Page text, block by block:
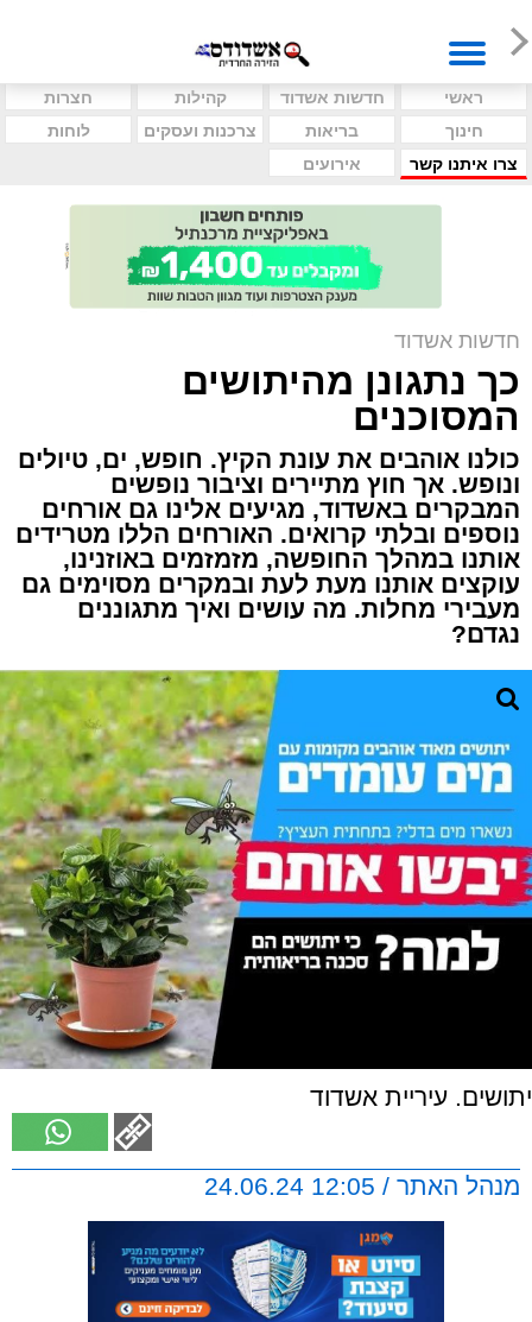
ראשי חדשות אשדוד קהילות
חצרות
חינוך
בריאות צרכנות ועסקים
לוחות
צרו איתנו קשר
אירועים
חדשות אשדוד
כך נתגונן מהיתושים
המסוכנים
כולנו אוהבים את עונת הקיץ. חופש, ים, טיולים
ונופש. אך חוץ מתיירים וציבור נופשים
המבקרים באשדוד, מגיעים אלינו גם אורחים
נוספים ובלתי קרואים. האורחים הללו מטרידים
אותנו במהלך החופשה, מזמזמים באוזנינו,
עוקצים אותנו מעת לעת ובמקרים מסוימים גם
מעבירי מחלות. מה עושים ואיך מתגוננים
נגדם?
יתושים. עיריית אשדוד
מנהל האתר / 12:05 24.06.24